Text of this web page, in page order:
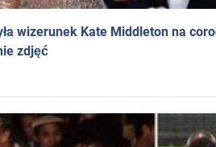
wizerunek Kate Middleton na
zdjęć